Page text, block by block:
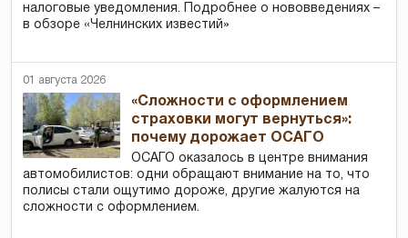
налоговые уведомления. Подробнее о нововведениях –
в обзоре «Челнинских известий»
01 августа 2026
«Сложности с оформлением
страховки могут вернуться»:
почему дорожает ОСАГО
ОСАГО оказалось в центре внимания
автомобилистов: одни обращают внимание на то, что
полисы стали ощутимо дороже, другие жалуются на
сложности с оформлением.